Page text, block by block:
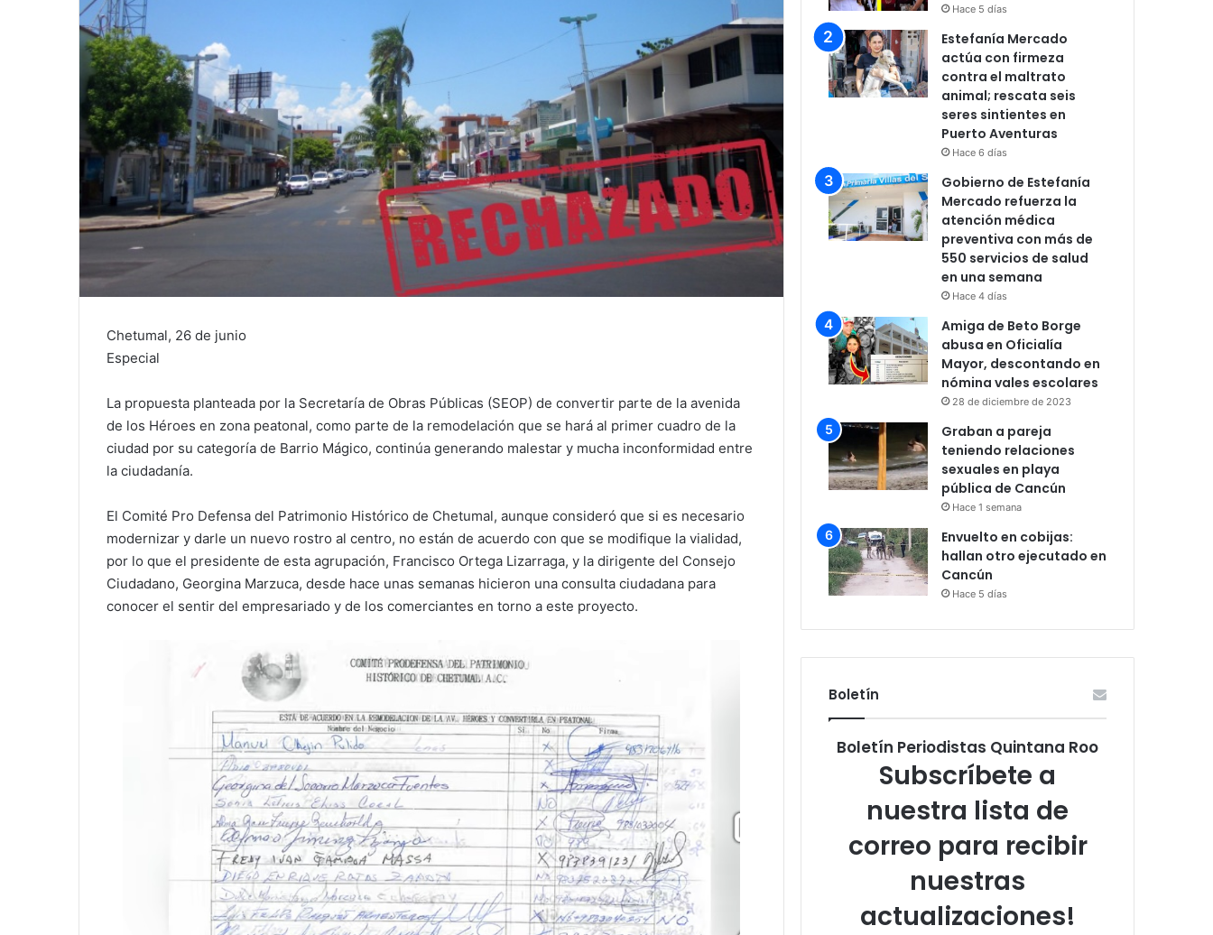
Chetumal, 26 de junio
Especial
La propuesta planteada por la Secretaría de Obras Públicas (SEOP) de convertir parte de la avenida
de los Héroes en zona peatonal, como parte de la remodelación que se hará al primer cuadro de la
ciudad por su categoría de Barrio Mágico, continúa generando malestar y mucha inconformidad entre
la ciudadanía.
El Comité Pro Defensa del Patrimonio Histórico de Chetumal, aunque consideró que si es necesario
modernizar y darle un nuevo rostro al centro, no están de acuerdo con que se modifique la vialidad,
por lo que el presidente de esta agrupación, Francisco Ortega Lizarraga, y la dirigente del Consejo
Ciudadano, Georgina Marzuca, desde hace unas semanas hicieron una consulta ciudadana para
conocer el sentir del empresariado y de los comerciantes en torno a este proyecto.
Hace 5 días
Estefanía Mercado
actúa con firmeza
contra el maltrato
animal; rescata seis
seres sintientes en
Puerto Aventuras
Hace 6 días
Gobierno de Estefanía
Mercado refuerza la
atención médica
preventiva con más de
550 servicios de salud
en una semana
Hace 4 días
Amiga de Beto Borge
abusa en Oficialía
Mayor, descontando en
nómina vales escolares
28 de diciembre de 2023
Graban a pareja
teniendo relaciones
sexuales en playa
pública de Cancún
Hace 1 semana
Envuelto en cobijas:
hallan otro ejecutado en
Cancún
Hace 5 días
Boletín
Boletín Periodistas Quintana Roo
Subscríbete a
nuestra lista de
correo para recibir
nuestras
actualizaciones!